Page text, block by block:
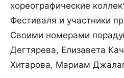
хореографические
Фестиваля и участники
Своими номерами
Дегтярева, Елизавета
Хитарова, Мариам